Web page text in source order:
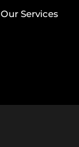
Our Services